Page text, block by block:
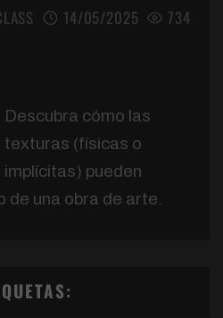
14/05/2025 734
Descubra cómo las
texturas (físicas o
implícitas) pueden
una obra de arte.